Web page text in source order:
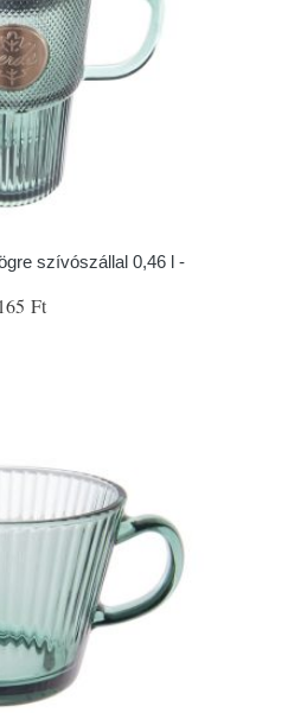
szívószállal 0,46 l -
Ft